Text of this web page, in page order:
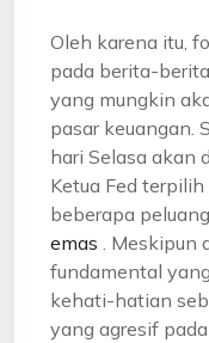
Oleh karena itu,
pada berita-
yang mungkin
pasar keuangan.
hari Selasa akan
Ketua Fed
beberapa
emas . Meskipun
fundamental
kehati-hatian
yang agresif